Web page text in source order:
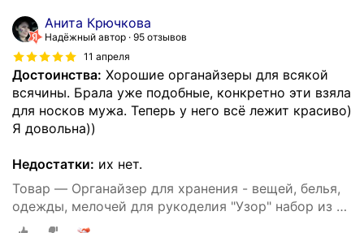
Анита Крючкова
Надёжный автор 95 отзывов
11 апреля
Достоинства: Хорошие органайзеры для всякой
всячины. Брала уже подобные, конкретно эти взяла
для носков мужа. Теперь у него всё лежит красиво)
Я довольна))
Недостатки: их нет.
Товар — Органайзер для хранения - вещей, белья,
одежды, мелочей для рукоделия "Узор" набор из 3х
штук